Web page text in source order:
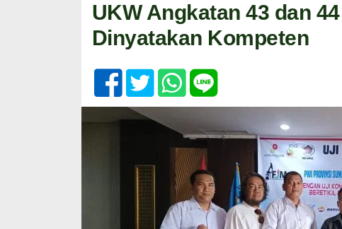
UKW Angkatan 43 dan
Dinyatakan Kompeten